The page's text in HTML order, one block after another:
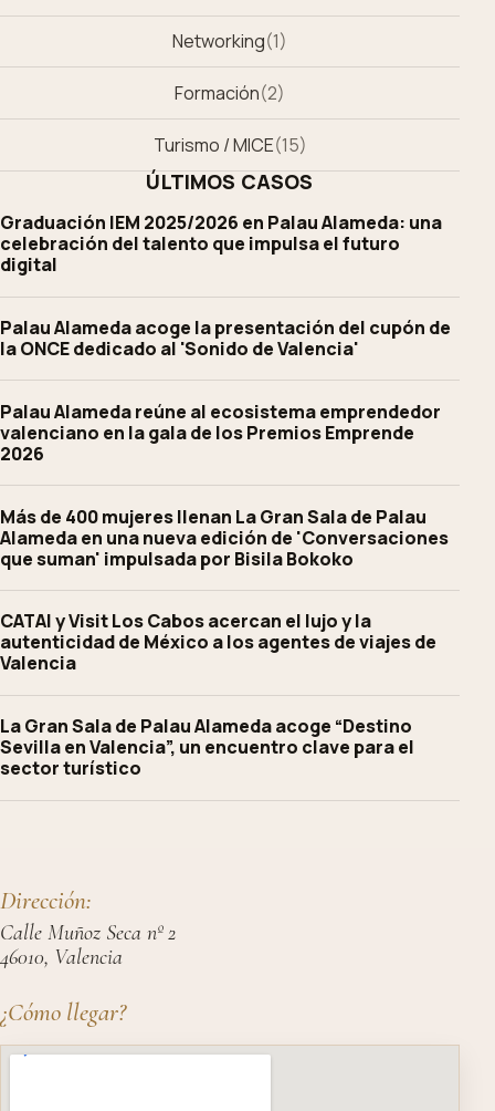
Networking(1)
Formación(2)
Turismo / MICE(15)
ÚLTIMOS CASOS
Graduación IEM 2025/2026 en Palau Alameda: una
celebración del talento que impulsa el futuro
digital
Palau Alameda acoge la presentación del cupón de
la ONCE dedicado al 'Sonido de Valencia'
Palau Alameda reúne al ecosistema emprendedor
valenciano en la gala de los Premios Emprende
2026
Más de 400 mujeres llenan La Gran Sala de Palau
Alameda en una nueva edición de 'Conversaciones
que suman' impulsada por Bisila Bokoko
CATAI y Visit Los Cabos acercan el lujo y la
autenticidad de México a los agentes de viajes de
Valencia
La Gran Sala de Palau Alameda acoge “Destino
Sevilla en Valencia”, un encuentro clave para el
sector turístico
Dirección:
Calle Muñoz Seca nº 2
46010, Valencia
¿Cómo llegar?